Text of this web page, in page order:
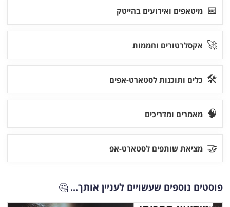
📅 מיטאפים ואירועים בהייטק
🚀 אקסלרטורים וחממות
🛠 כלים ותוכנות לסטארט-אפים
🧠 מאמרים ומדריכים
🤝 מציאת שותפים לסטארט-אפ
פוסטים נוספים שעשויים לעניין אותך... 🤔